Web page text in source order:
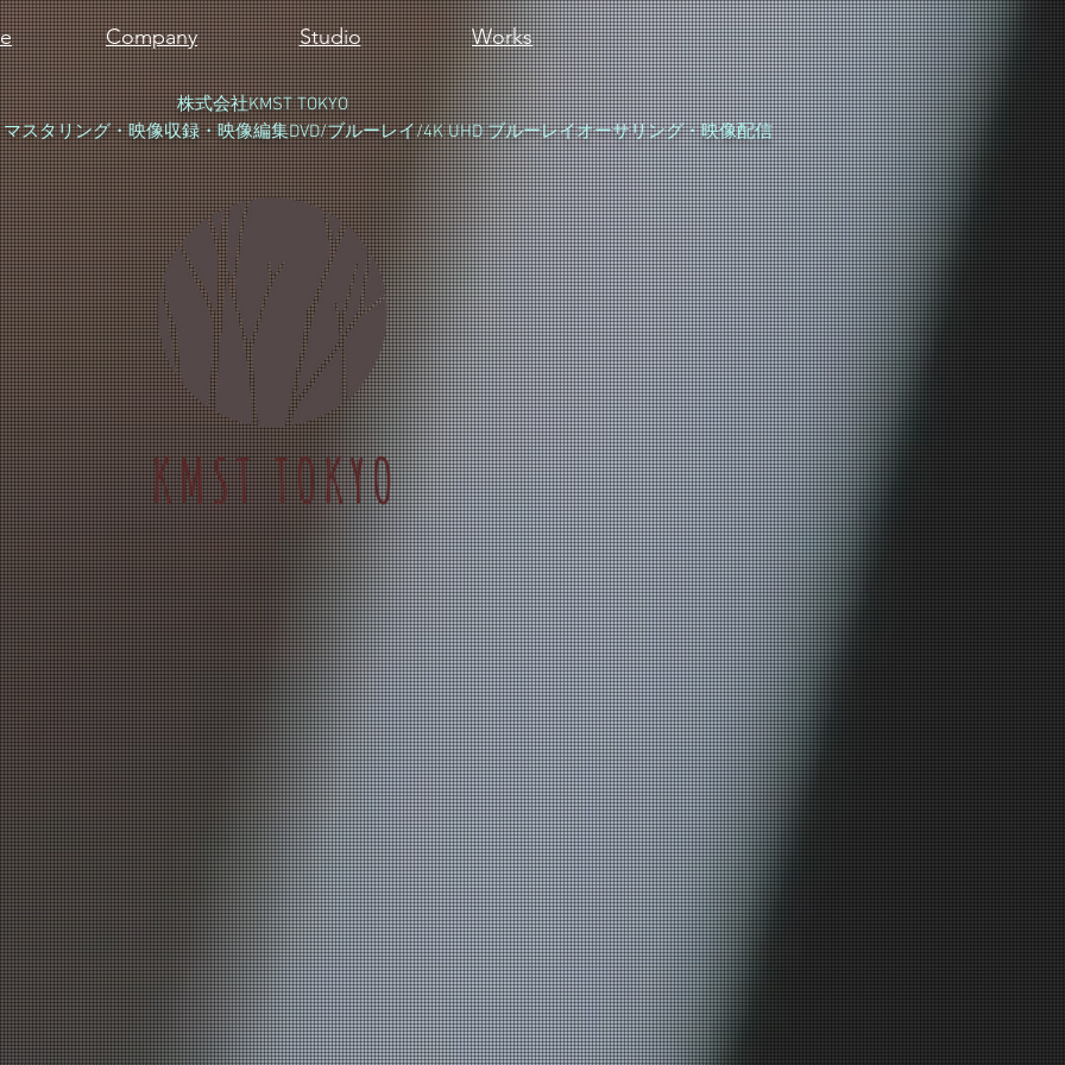
Company Studio Works
​株式会社KMST TOKYO
スタリング・映像収録・映像編集DVD/ブルーレイ/4K UHD ブルーレイオーサリング・映像配信
Kuroi Mori Studio
レコーディング→ミックス→マスタリング
収録→映像編集→DVD/Blu-ray/4K UHD Blu-rayオーサリング
ェッショナルな映像／音楽制作が一貫して可能なスタジオです
また音楽ライブ配信も行っております
ハイクオリティ＆リーズナブルにご提供いたします
Dolby Atmos Mix 開始しました